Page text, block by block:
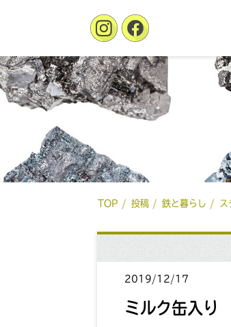
TOP 投稿 鉄と暮らし ス
2019/12/17
ミルク缶入り